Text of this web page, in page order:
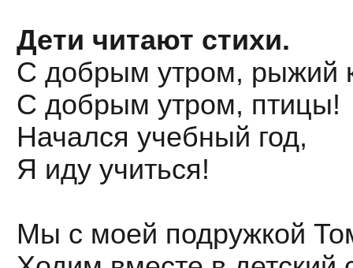
Дети читают стихи.
С добрым утром, рыжий
С добрым утром, птицы!
Начался учебный год,
Я иду учиться!
Мы с моей подружкой